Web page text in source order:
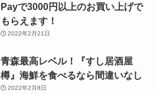
Payで3000円以上のお買い上げで
もらえます！
2022年2月21日
青森最高レベル！『すし居酒屋
樽』海鮮を食べるなら間違いなし
2022年2月8日